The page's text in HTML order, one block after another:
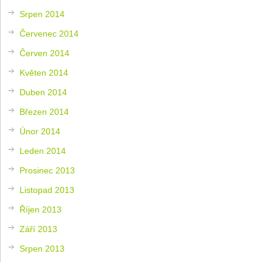
Srpen 2014
Červenec 2014
Červen 2014
Květen 2014
Duben 2014
Březen 2014
Únor 2014
Leden 2014
Prosinec 2013
Listopad 2013
Říjen 2013
Září 2013
Srpen 2013